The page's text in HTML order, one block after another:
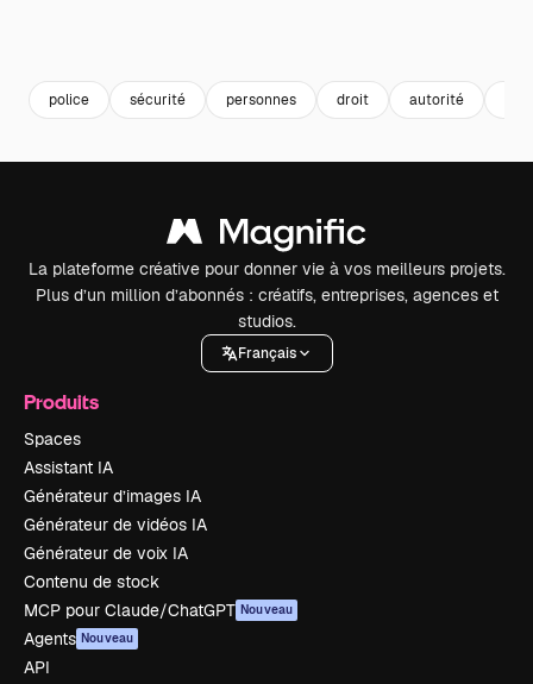
police sécurité personnes droit autorité
La plateforme créative pour donner vie à vos meilleurs projets.
Plus d’un million d’abonnés : créatifs, entreprises, agences et
studios.
Français
Produits
Spaces
Assistant IA
Générateur d’images IA
Générateur de vidéos IA
Générateur de voix IA
Contenu de stock
MCP pour Claude/ChatGPT Nouveau
Agents Nouveau
API